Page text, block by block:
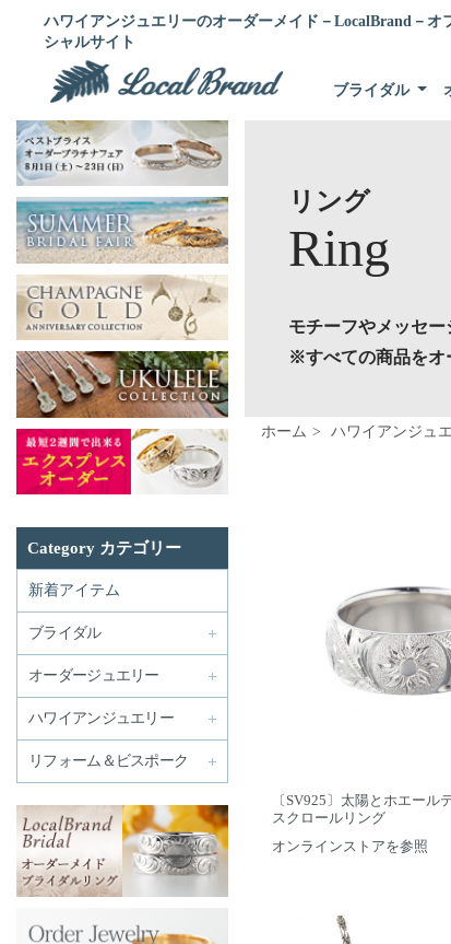
ハワイアンジュエリーのオーダーメイド－LocalBrand－オ
シャルサイト
ブライダル
Category カテゴリー
新着アイテム
ブライダル
オーダージュエリー
ハワイアンジュエリー
リフォーム＆ビスポーク
リング
Ring
モチーフやメッセ
※すべての商品をオ
ホーム ハワイアンジュ
〔SV925〕太陽とホエー
スクロールリング
オンラインストアを参照